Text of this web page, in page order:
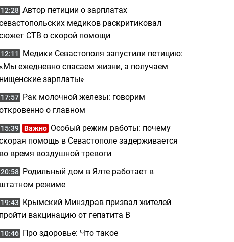
12:28 Автор петиции о зарплатах
медиков раскритиковал
СТВ о скорой помощи
12:11
Медики Севастополя запустили петицию:
«Мы ежедневно спасаем жизни, а получаем
нищенские зарплаты»
17:57 Рак молочной железы: говорим
о главном
15:39 Важно Особый режим работы: почему
помощь в Севастополе задерживается
во время воздушной тревоги
20:58 Родильный дом в Ялте работает в
штатном режиме
19:43
Крымский Минздрав призвал жителей
пройти вакцинацию от гепатита B
10:46 Про здоровье: Что такое